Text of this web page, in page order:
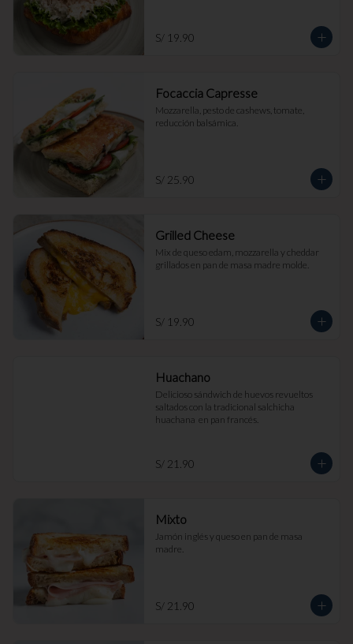
S/ 19.90
Focaccia Capresse
Mozzarella, pesto de cashews, tomate,
reducción balsámica.
S/ 25.90
Grilled Cheese
Mix de queso edam, mozzarella y cheddar
grillados en pan de masa madre molde.
S/ 19.90
Huachano
Delicioso sándwich de huevos revueltos
saltados con la tradicional salchicha
huachana  en pan francés.
S/ 21.90
Mixto
Jamón inglés y queso en pan de masa
madre.
S/ 21.90